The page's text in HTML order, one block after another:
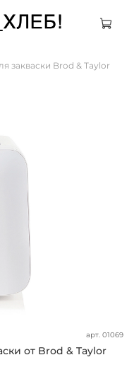
закваски Brod & Taylor
арт. 01069
от Brod & Taylor